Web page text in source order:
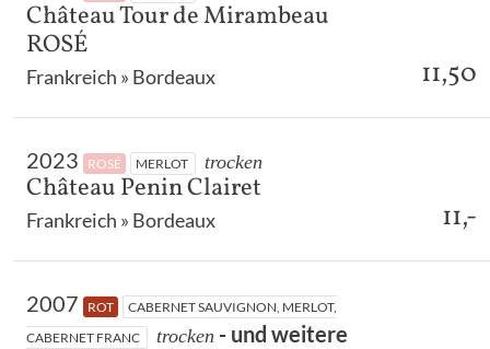
Château Tour de Mirambeau
ROSÉ
Frankreich » Bordeaux 11,50
2023 ROSÉ MERLOT trocken
Château Penin Clairet
Frankreich » Bordeaux 11,-
2007 ROT
CABERNET SAUVIGNON, MERLOT,
CABERNET FRANC
trocken - und weitere